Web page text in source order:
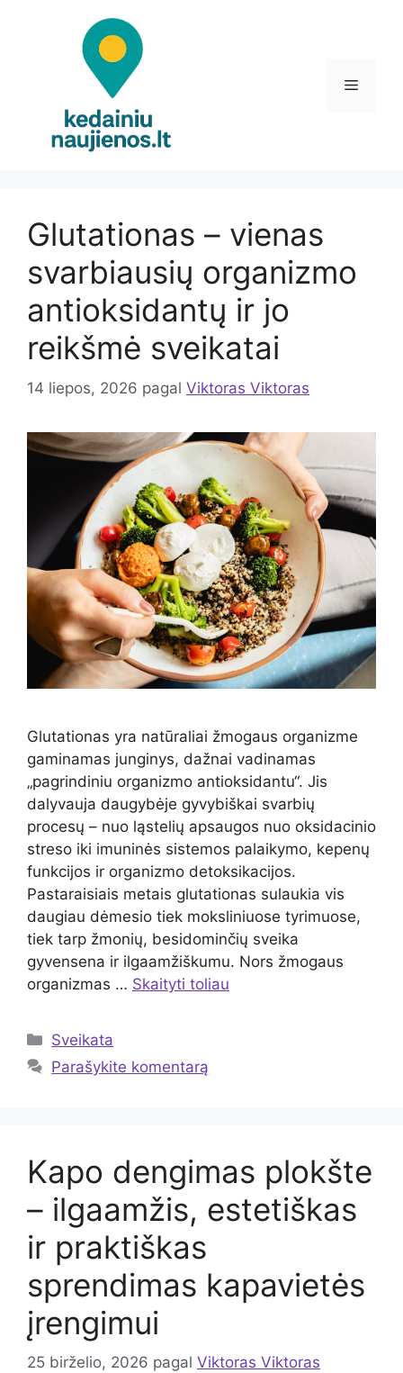
Meniu
Glutationas – vienas
svarbiausių organizmo
antioksidantų ir jo
reikšmė sveikatai
14 liepos, 2026 pagal Viktoras Viktoras
Glutationas yra natūraliai žmogaus organizme
gaminamas junginys, dažnai vadinamas
„pagrindiniu organizmo antioksidantu“. Jis
dalyvauja daugybėje gyvybiškai svarbių
procesų – nuo ląstelių apsaugos nuo oksidacinio
streso iki imuninės sistemos palaikymo, kepenų
funkcijos ir organizmo detoksikacijos.
Pastaraisiais metais glutationas sulaukia vis
daugiau dėmesio tiek moksliniuose tyrimuose,
tiek tarp žmonių, besidominčių sveika
gyvensena ir ilgaamžiškumu. Nors žmogaus
organizmas … Skaityti toliau
Kategorijos
Sveikata
Parašykite komentarą
Kapo dengimas plokšte
– ilgaamžis, estetiškas
ir praktiškas
sprendimas kapavietės
įrengimui
25 birželio, 2026 pagal Viktoras Viktoras